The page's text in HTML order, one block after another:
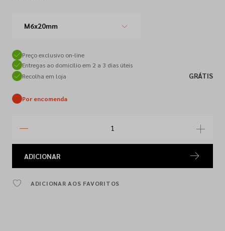
M6x20mm
Preço exclusivo on-line
Entregas ao domicílio em 2 a 3 dias úteis
Recolha em loja
GRÁTIS
Por encomenda
ADICIONAR
ADICIONAR AOS FAVORITOS